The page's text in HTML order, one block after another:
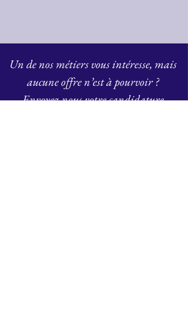
Un de nos métiers vous intéresse, mais
aucune offre n’est à pourvoir ?
Envoyez-nous votre candidature